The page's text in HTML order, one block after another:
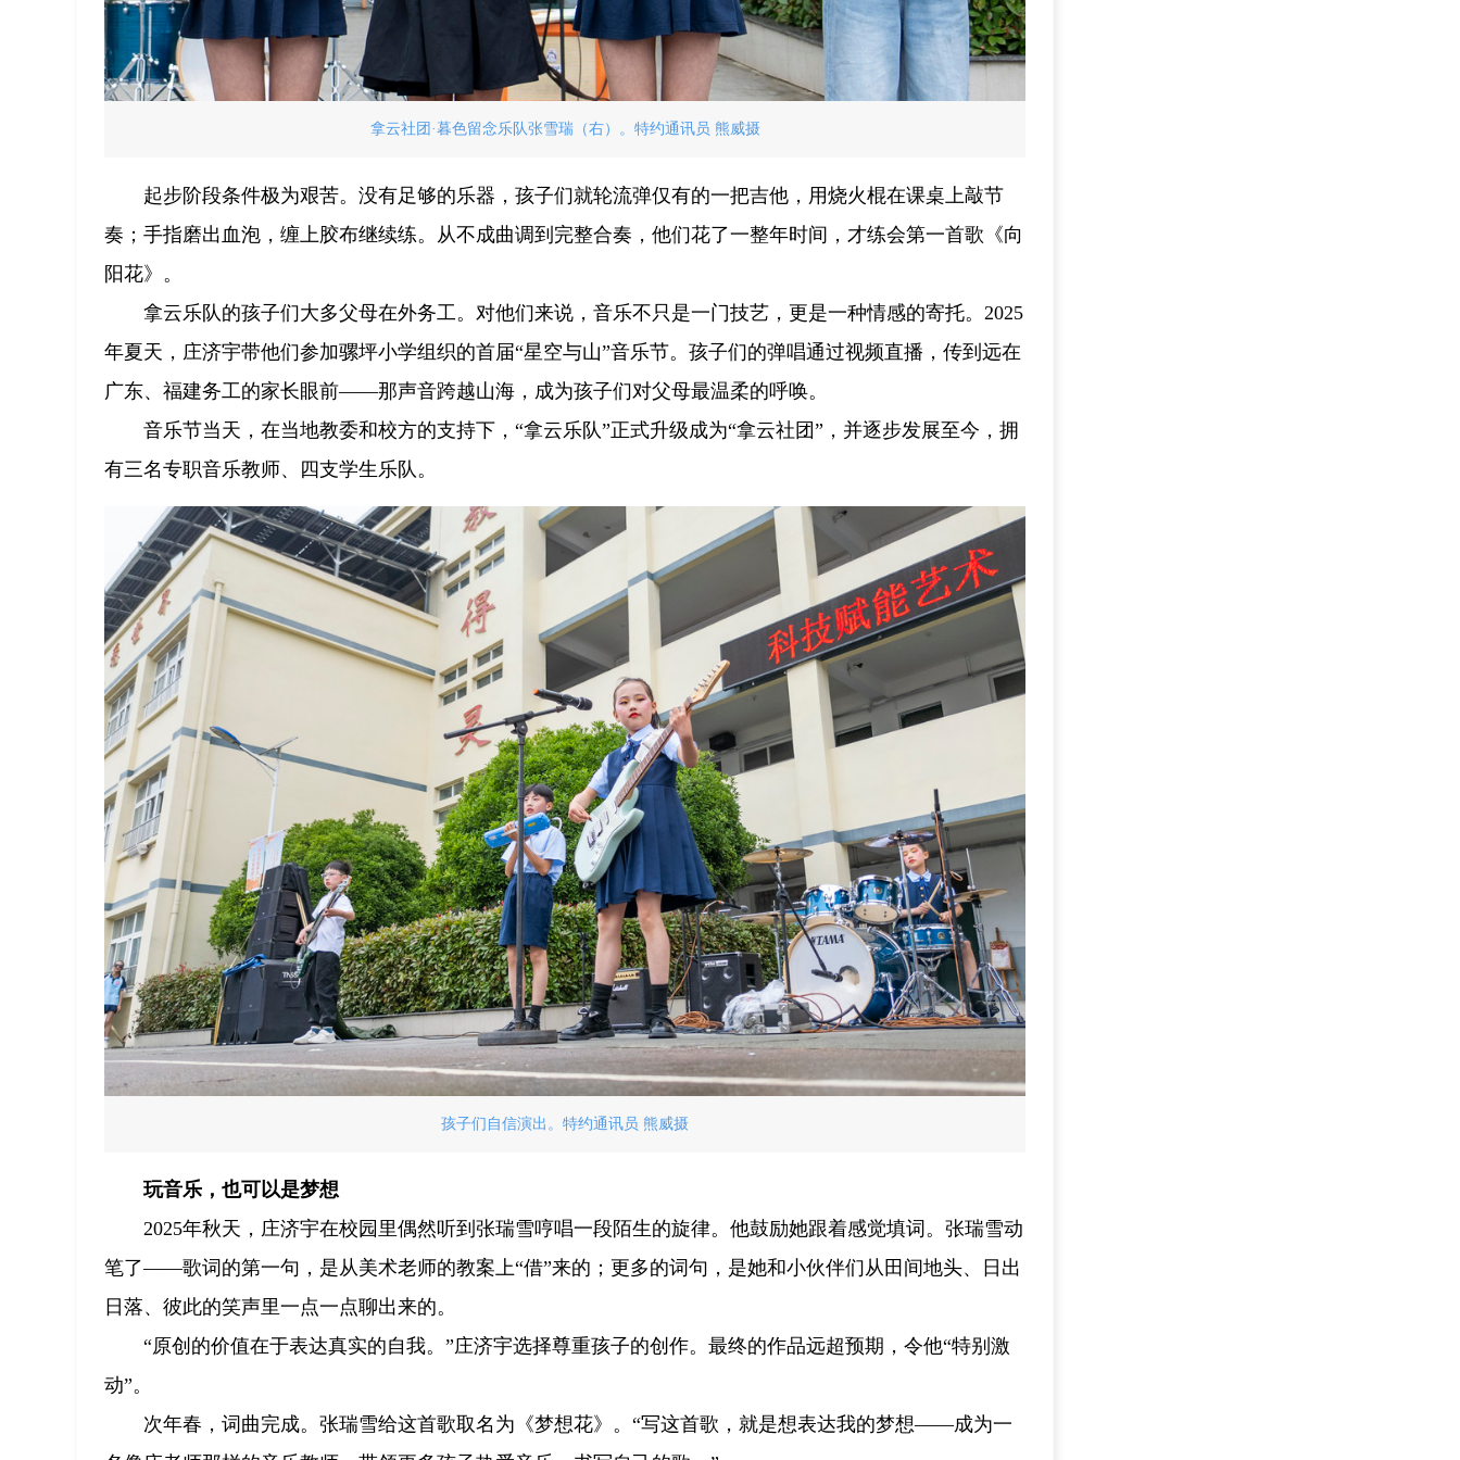
拿云社团·暮色留念乐队张雪瑞（右）。特约通讯员 熊威摄
起步阶段条件极为艰苦。没有足够的乐器，孩子们就轮流弹仅有的一把吉他，用烧火棍在课桌上敲节
奏；手指磨出血泡，缠上胶布继续练。从不成曲调到完整合奏，他们花了一整年时间，才练会第一首歌《向
阳花》。
拿云乐队的孩子们大多父母在外务工。对他们来说，音乐不只是一门技艺，更是一种情感的寄托。2025
年夏天，庄济宇带他们参加骡坪小学组织的首届“星空与山”音乐节。孩子们的弹唱通过视频直播，传到远在
广东、福建务工的家长眼前——那声音跨越山海，成为孩子们对父母最温柔的呼唤。
音乐节当天，在当地教委和校方的支持下，“拿云乐队”正式升级成为“拿云社团”，并逐步发展至今，拥
有三名专职音乐教师、四支学生乐队。
孩子们自信演出。特约通讯员 熊威摄
玩音乐，也可以是梦想
2025年秋天，庄济宇在校园里偶然听到张瑞雪哼唱一段陌生的旋律。他鼓励她跟着感觉填词。张瑞雪动
笔了——歌词的第一句，是从美术老师的教案上“借”来的；更多的词句，是她和小伙伴们从田间地头、日出
日落、彼此的笑声里一点一点聊出来的。
“原创的价值在于表达真实的自我。”庄济宇选择尊重孩子的创作。最终的作品远超预期，令他“特别激
动”。
次年春，词曲完成。张瑞雪给这首歌取名为《梦想花》。“写这首歌，就是想表达我的梦想——成为一